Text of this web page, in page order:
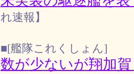
れ速報】
■[艦隊これくしょん]
数が少ないが翔加